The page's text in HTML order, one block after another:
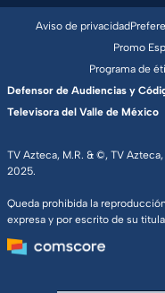
TV Azteca, M.R. & ©, TV
2025.
Queda prohibida la
expresa y por escrito de su
Aviso de privacidad
Promo
Programa de
Defensor de Audiencias y
Televisora del Valle de México